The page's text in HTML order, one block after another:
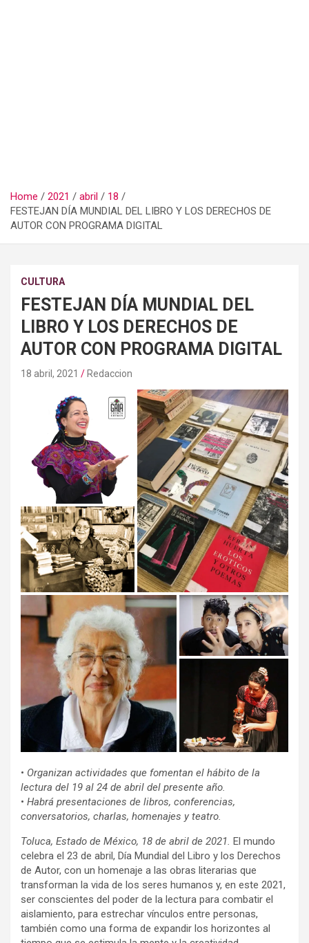
Home 2021 abril
18
FESTEJAN DÍA MUNDIAL DEL LIBRO Y LOS DERECHOS DE
AUTOR CON PROGRAMA DIGITAL
CULTURA
FESTEJAN DÍA MUNDIAL DEL
LIBRO Y LOS DERECHOS DE
AUTOR CON PROGRAMA DIGITAL
18 abril, 2021 Redaccion
• Organizan actividades que fomentan el hábito de la
lectura del 19 al 24 de abril del presente año.
• Habrá presentaciones de libros, conferencias,
conversatorios, charlas, homenajes y teatro.
Toluca, Estado de México, 18 de abril de 2021. El mundo
celebra el 23 de abril, Día Mundial del Libro y los Derechos
de Autor, con un homenaje a las obras literarias que
transforman la vida de los seres humanos y, en este 2021,
ser conscientes del poder de la lectura para combatir el
aislamiento, para estrechar vínculos entre personas,
también como una forma de expandir los horizontes al